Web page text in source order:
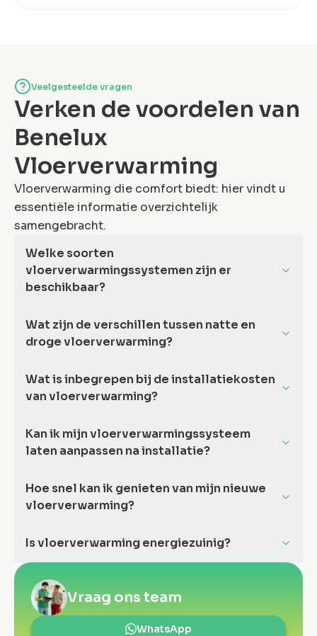
Veelgesteelde vragen
Verken de voordelen van
Benelux
Vloerverwarming
Vloerverwarming die comfort biedt: hier vindt u
essentiële informatie overzichtelijk
samengebracht.
Welke soorten
vloerverwarmingssystemen zijn er
beschikbaar?
Wat zijn de verschillen tussen natte en
droge vloerverwarming?
Wat is inbegrepen bij de installatiekosten
van vloerverwarming?
Kan ik mijn vloerverwarmingssysteem
laten aanpassen na installatie?
Hoe snel kan ik genieten van mijn nieuwe
vloerverwarming?
Is vloerverwarming energiezuinig?
Vraag ons team
WhatsApp